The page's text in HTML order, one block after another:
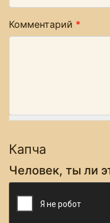
Комментарий *
Капча
Человек, ты ли